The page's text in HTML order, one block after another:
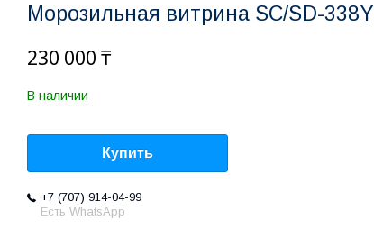
Морозильная витрина SC/SD-338Y
230 000 ₸
В наличии
Купить
+7 (707) 914-04-99
Есть WhatsApp